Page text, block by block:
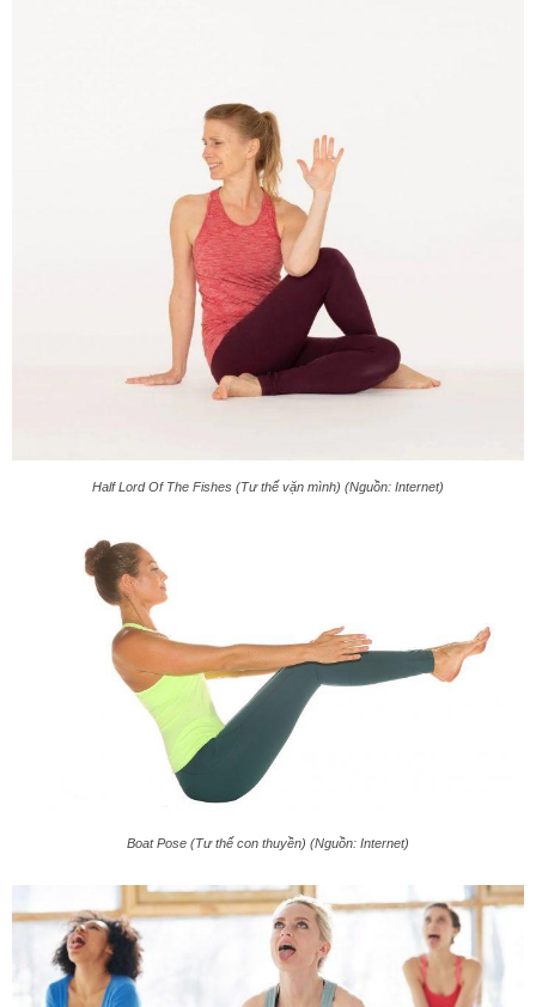
Half Lord Of The Fishes (Tư thế vặn mình) (Nguồn: Internet)
Boat Pose (Tư thế con thuyền) (Nguồn: Internet)